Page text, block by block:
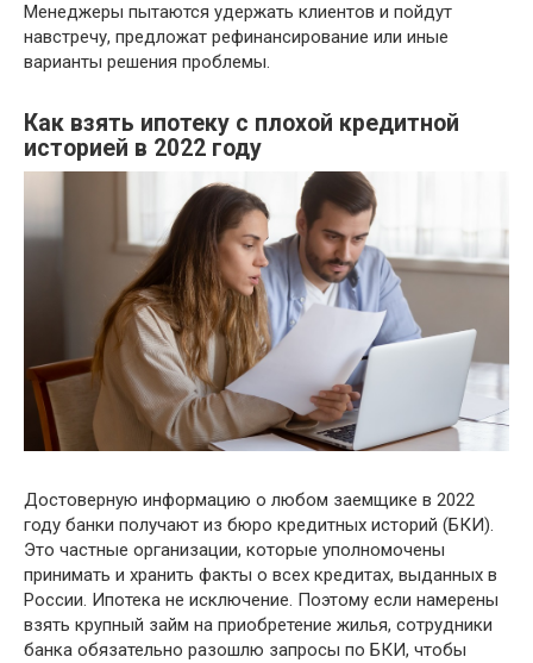
Менеджеры пытаются удержать клиентов и пойдут
навстречу, предложат рефинансирование или иные
варианты решения проблемы.
Как взять ипотеку с плохой кредитной
историей в 2022 году
Достоверную информацию о любом заемщике в 2022
году банки получают из бюро кредитных историй (БКИ).
Это частные организации, которые уполномочены
принимать и хранить факты о всех кредитах, выданных в
России. Ипотека не исключение. Поэтому если намерены
взять крупный займ на приобретение жилья, сотрудники
банка обязательно разошлю запросы по БКИ, чтобы